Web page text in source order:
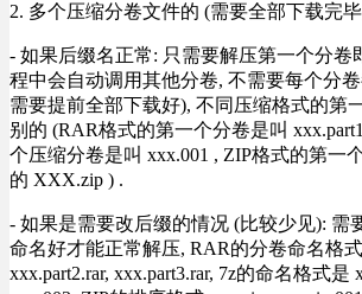
2. 多个压缩分卷文件的 (需要全部下载完
- 如果后缀名正常: 只需要解压第一个分卷
程中会自动调用其他分卷, 不需要每个分
需要提前全部下载好), 不同压缩格式的第
别的 (RAR格式的第一个分卷是叫
个压缩分卷是叫 xxx.001 , ZIP格式的第一
的 XXX.zip ) .
- 如果是需要改后缀的情况 (比较少见): 需
命名好才能正常解压, RAR的分卷命名格式
xxx.part2.rar, xxx.part3.rar, 7z的命名格式是